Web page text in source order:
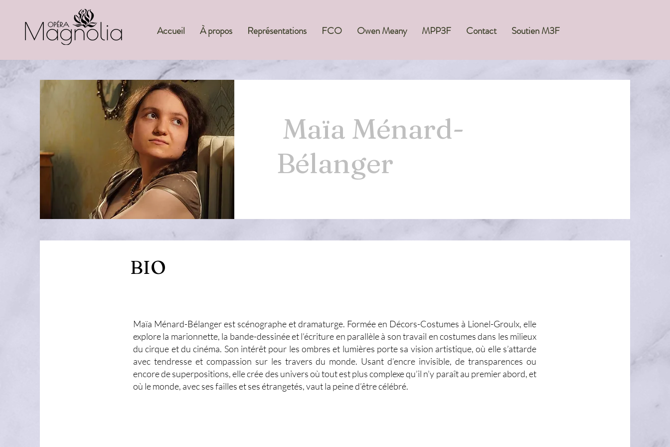
Accueil À propos Représentations FCO Owen Meany MPP3F Contact Soutien M3F
Maïa Ménard-
Bélanger
BIO
Maïa Ménard-Bélanger est scénographe et dramaturge. Formée en Décors-Costumes à Lionel-Groulx, elle
explore la marionnette, la bande-dessinée et l’écriture en parallèle à son travail en costumes dans les milieux
du cirque et du cinéma. Son intérêt pour les ombres et lumières porte sa vision artistique, où elle s’attarde
avec tendresse et compassion sur les travers du monde. Usant d’encre invisible, de transparences ou
encore de superpositions, elle crée des univers où tout est plus complexe qu’il n’y paraît au premier abord, et
où le monde, avec ses failles et ses étrangetés, vaut la peine d’être célébré.